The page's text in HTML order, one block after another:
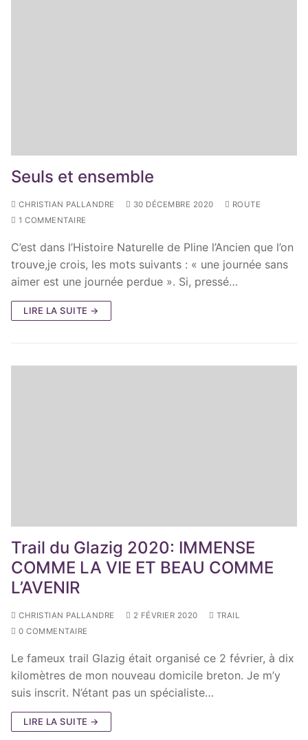
Seuls et ensemble
CHRISTIAN PALLANDRE 30 DÉCEMBRE 2020
ROUTE
1 COMMENTAIRE
C’est dans l’Histoire Naturelle de Pline l’Ancien que l’on
trouve,je crois, les mots suivants : « une journée sans
aimer est une journée perdue ». Si, pressé…
LIRE LA SUITE →
Trail du Glazig 2020: IMMENSE
COMME LA VIE ET BEAU COMME
L’AVENIR
CHRISTIAN PALLANDRE 2 FÉVRIER 2020
TRAIL
0 COMMENTAIRE
Le fameux trail Glazig était organisé ce 2 février, à dix
kilomètres de mon nouveau domicile breton. Je m’y
suis inscrit. N’étant pas un spécialiste…
LIRE LA SUITE →